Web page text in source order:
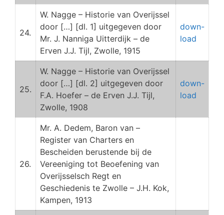
24.
W. Nagge – Historie van Overijssel
door […] [dl. 1] uitgegeven door
Mr. J. Nanniga Uitterdijk – de
Erven J.J. Tijl, Zwolle, 1915
down-
load
25.
W. Nagge – Historie van Overijssel
door […] [dl. 2] uitgegeven door
F.A. Hoefer – de Erven J.J. Tijl,
Zwolle, 1908
down-
load
26.
Mr. A. Dedem, Baron van –
Register van Charters en
Bescheiden berustende bij de
Vereeniging tot Beoefening van
Overijsselsch Regt en
Geschiedenis te Zwolle – J.H. Kok,
Kampen, 1913